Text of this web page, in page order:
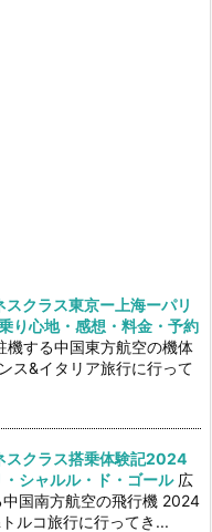
スクラス東京ー上海ーパリ
り心地・感想・料金・予約
機する中国東方航空の機体
ス&イタリア旅行に行って
スクラス搭乗体験記2024
シャルル・ド・ゴール 広
国南方航空の飛行機 2024
ルコ旅行に行ってき...